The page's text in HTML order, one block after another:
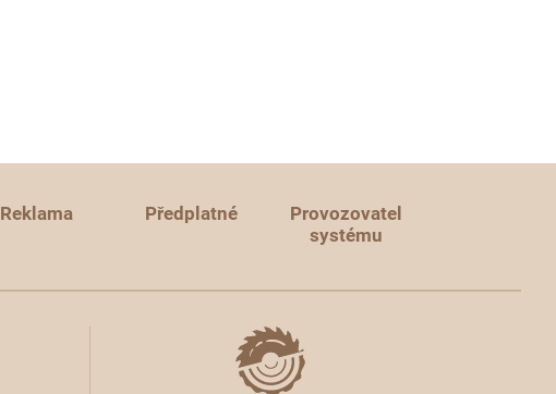
Reklama Předplatné
Provozovatel
systému